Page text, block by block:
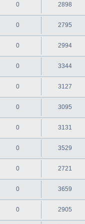
0 2898
0 2795
0 2994
0 3344
0 3127
0 3095
0 3131
0 3529
0 2721
0 3659
0 2905